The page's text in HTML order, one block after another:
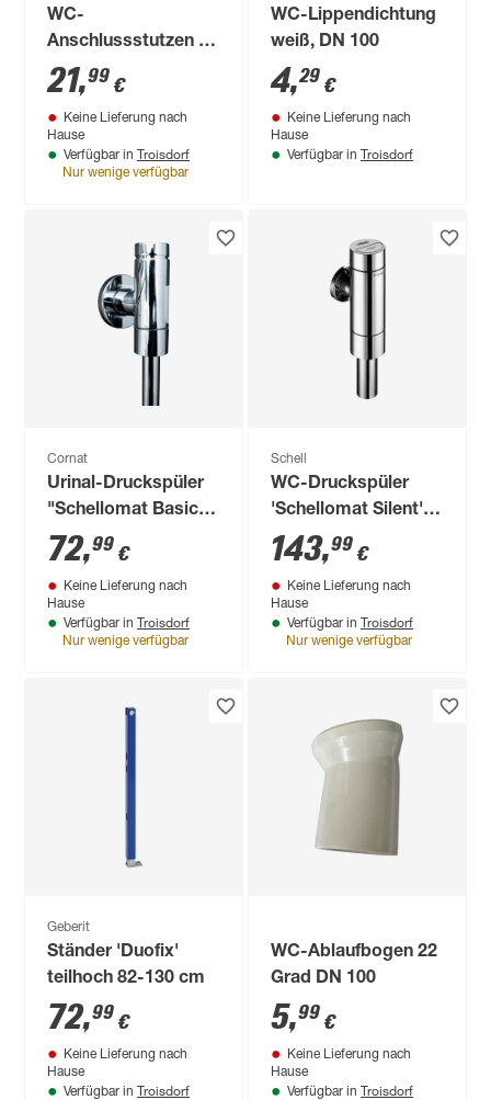
WC-
Anschlussstutzen Ø
110 mm
21,99 €
Keine Lieferung nach
Hause
Verfügbar in Troisdorf
Nur wenige verfügbar
WC-Lippendichtung
weiß, DN 100
4,29 €
Keine Lieferung nach
Hause
Verfügbar in Troisdorf
Cornat
Urinal-Druckspüler
"Schellomat Basic"
1/2 Zoll
72,99 €
Keine Lieferung nach
Hause
Verfügbar in Troisdorf
Nur wenige verfügbar
Schell
WC-Druckspüler
'Schellomat Silent'
Aufputz 3/4" DN 20
Messing verchromt
143,99 €
Keine Lieferung nach
Hause
Verfügbar in Troisdorf
Nur wenige verfügbar
Geberit
Ständer 'Duofix'
teilhoch 82-130 cm
72,99 €
Keine Lieferung nach
Hause
Verfügbar in Troisdorf
WC-Ablaufbogen 22
Grad DN 100
5,99 €
Keine Lieferung nach
Hause
Verfügbar in Troisdorf